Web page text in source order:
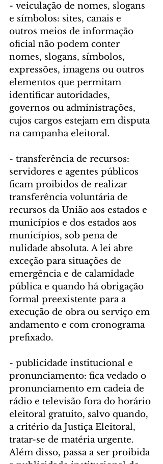
- veiculação de nomes, slogans
e símbolos: sites, canais e
outros meios de informação
oficial não podem conter
nomes, slogans, símbolos,
expressões, imagens ou outros
elementos que permitam
identificar autoridades,
governos ou administrações,
cujos cargos estejam em disputa
na campanha eleitoral.
- transferência de recursos:
servidores e agentes públicos
ficam proibidos de realizar
transferência voluntária de
recursos da União aos estados e
municípios e dos estados aos
municípios, sob pena de
nulidade absoluta. A lei abre
exceção para situações de
emergência e de calamidade
pública e quando há obrigação
formal preexistente para a
execução de obra ou serviço em
andamento e com cronograma
prefixado.
- publicidade institucional e
pronunciamento: fica vedado o
pronunciamento em cadeia de
rádio e televisão fora do horário
eleitoral gratuito, salvo quando,
a critério da Justiça Eleitoral,
tratar-se de matéria urgente.
Além disso, passa a ser proibida